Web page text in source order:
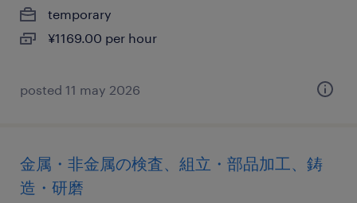
temporary
¥1169.00 per hour
posted 11 may 2026
金属・非金属の検査、組立・部品加工、鋳
造・研磨